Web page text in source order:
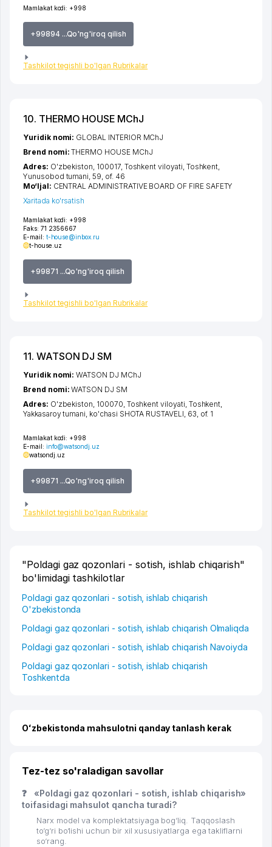
Mamlakat kodi: +998
+99894 ...Qo'ng'iroq qilish
Tashkilot tegishli bo'lgan Rubrikalar
10. THERMO HOUSE MChJ
Mamlakat kodi: +998
Faks: 71 2356667
E-mail: t-house@inbox.ru
t-house.uz
+99871 ...Qo'ng'iroq qilish
Tashkilot tegishli bo'lgan Rubrikalar
Yuridik nomi: GLOBAL INTERIOR MChJ
Brend nomi:THERMO HOUSE MChJ
Adres: O'zbekiston, 100017, Toshkent viloyati Toshkent
Yunusobod tumani , 59, of. 46
Mo‘ljal: CENTRAL ADMINISTRATIVE BOARD OF FIRE SAFETY
Xaritada ko'rsatish
11. WATSON DJ SM
Mamlakat kodi: +998
E-mail: info@watsondj.uz
watsondj.uz
+99871 ...Qo'ng'iroq qilish
Tashkilot tegishli bo'lgan Rubrikalar
Yuridik nomi:WATSON DJ MChJ
Brend nomi:WATSON DJ SM
Adres: O'zbekiston, 100070, Toshkent viloyati, Toshkent,
Yakkasaroy tumani, ko'chasi SHOTA RUSTAVELI, 63, of. 1
"Poldagi gaz qozonlari - sotish, ishlab chiqarish"
bo'limidagi tashkilotlar
Poldagi gaz qozonlari - sotish, ishlab chiqarish
O'zbekistonda
Poldagi gaz qozonlari - sotish, ishlab chiqarish Olmaliqda
Poldagi gaz qozonlari - sotish, ishlab chiqarish Navoiyda
Poldagi gaz qozonlari - sotish, ishlab chiqarish
Toshkentda
Oʻzbekistonda mahsulotni qanday tanlash kerak
Tez-tez so'raladigan savollar
❓
«Poldagi gaz qozonlari - sotish, ishlab chiqarish»
toifasidagi mahsulot qancha turadi?
Narx model va komplektatsiyaga bog‘liq. Taqqoslash
to‘g‘ri bo‘lishi uchun bir xil xususiyatlarga ega takliflarni
so‘rang.